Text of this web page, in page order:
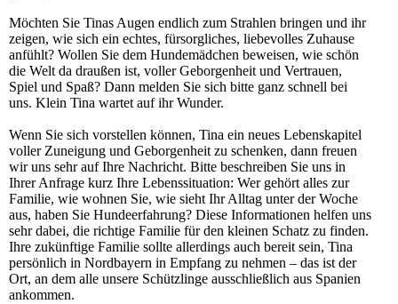
Möchten Sie Tinas Augen endlich zum Strahlen bringen und ihr
zeigen, wie sich ein echtes, fürsorgliches, liebevolles Zuhause
anfühlt? Wollen Sie dem Hundemädchen beweisen, wie schön
die Welt da draußen ist, voller Geborgenheit und Vertrauen,
Spiel und Spaß? Dann melden Sie sich bitte ganz schnell bei
uns. Klein Tina wartet auf ihr Wunder.
Wenn Sie sich vorstellen können, Tina ein neues Lebenskapitel
voller Zuneigung und Geborgenheit zu schenken, dann freuen
wir uns sehr auf Ihre Nachricht. Bitte beschreiben Sie uns in
Ihrer Anfrage kurz Ihre Lebenssituation: Wer gehört alles zur
Familie, wie wohnen Sie, wie sieht Ihr Alltag unter der Woche
aus, haben Sie Hundeerfahrung? Diese Informationen helfen uns
sehr dabei, die richtige Familie für den kleinen Schatz zu finden.
Ihre zukünftige Familie sollte allerdings auch bereit sein, Tina
persönlich in Nordbayern in Empfang zu nehmen – das ist der
Ort, an dem alle unsere Schützlinge ausschließlich aus Spanien
ankommen.